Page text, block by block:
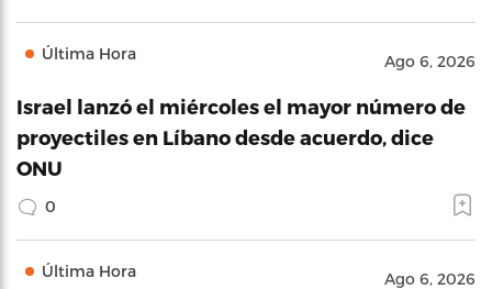
Última Hora Ago 6, 2026
Israel lanzó el miércoles el mayor número de
proyectiles en Líbano desde acuerdo, dice
ONU
0
Última Hora Ago 6, 2026